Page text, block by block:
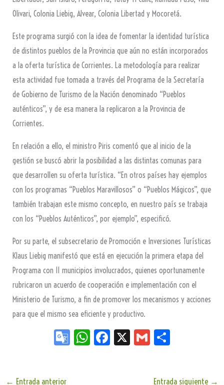
Olivari, Colonia Liebig, Alvear, Colonia Libertad y Mocoretá.
Este programa surgió con la idea de fomentar la identidad turística
de distintos pueblos de la Provincia que aún no están incorporados
a la oferta turística de Corrientes. La metodología para realizar
esta actividad fue tomada a través del Programa de la Secretaría
de Gobierno de Turismo de la Nación denominado “Pueblos
auténticos”, y de esa manera la replicaron a la Provincia de
Corrientes.
En relación a ello, el ministro Piris comentó que al inicio de la
gestión se buscó abrir la posibilidad a las distintas comunas para
que desarrollen su oferta turística. “En otros países hay ejemplos
con los programas “Pueblos Maravillosos” o “Pueblos Mágicos”, que
también trabajan este mismo concepto, en nuestro país se trabaja
con los “Pueblos Auténticos”, por ejemplo”, especificó.
Por su parte, el subsecretario de Promoción e Inversiones Turísticas
Klaus Liebig manifestó que está en ejecución la primera etapa del
Programa con 11 municipios involucrados, quienes oportunamente
rubricaron un acuerdo de cooperación e implementación con el
Ministerio de Turismo, a fin de promover los mecanismos y acciones
para que el mismo sea eficiente y productivo.
Go W
Fa
X
G
← Entrada anterior Entrada siguiente →